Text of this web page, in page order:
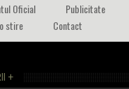
Oficial
Publicitate
stire Contact
+